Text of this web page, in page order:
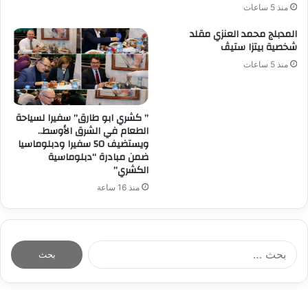
منذ 5 ساعات
المدبلج محمد العنزي مقلد
شخصية بيتزا ستيڤ
منذ 5 ساعات
” كشري ابو طارق” سفيرا لسياحة
الطعام في الشرق الأوسط..
ويستضيف 50 سفيرا ودبلوماسيا
ضمن مبادرة “دبلوماسية
الكشري”
منذ 16 ساعة